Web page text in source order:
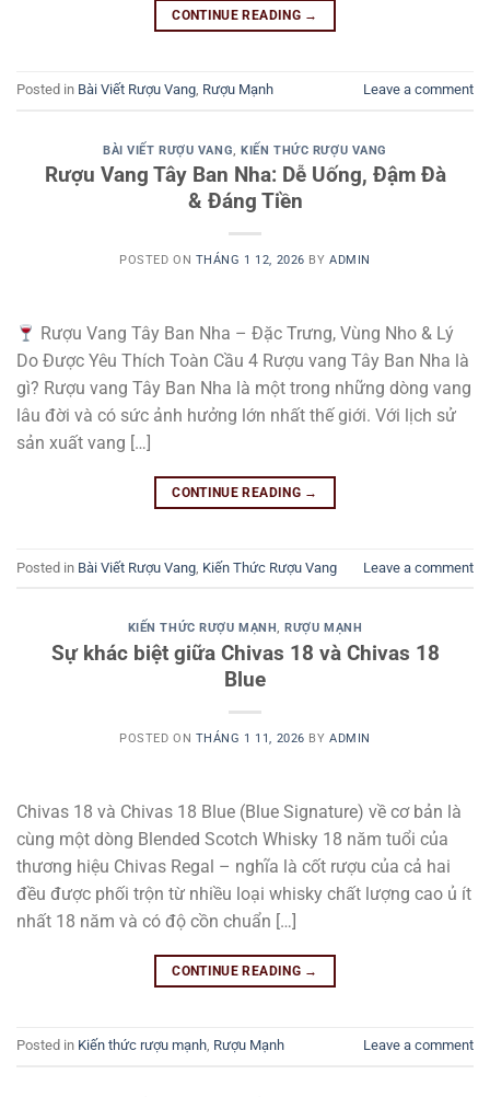
CONTINUE READING →
Posted in Bài Viết Rượu Vang Rượu Mạnh Leave a comment
BÀI VIẾT RƯỢU VANG,KIẾN THỨC RƯỢU VANG
Rượu Vang Tây Ban Nha: Dễ Uống, Đậm Đà
& Đáng Tiền
POSTED ON THÁNG 1 12, 2026 BY ADMIN
Rượu Vang Tây Ban Nha – Đặc Trưng, Vùng Nho & Lý
Do Được Yêu Thích Toàn Cầu 4 Rượu vang Tây Ban Nha là
gì? Rượu vang Tây Ban Nha là một trong những dòng vang
lâu đời và có sức ảnh hưởng lớn nhất thế giới. Với lịch sử
sản xuất vang […]
CONTINUE READING →
Posted in Bài Viết Rượu Vang Kiến Thức Rượu Vang Leave a comment
KIẾN THỨC RƯỢU MẠNH, RƯỢU MẠNH
Sự khác biệt giữa Chivas 18 và Chivas 18
Blue
POSTED ON THÁNG 1 11, 2026 BY ADMIN
Chivas 18 và Chivas 18 Blue (Blue Signature) về cơ bản là
cùng một dòng Blended Scotch Whisky 18 năm tuổi của
thương hiệu Chivas Regal – nghĩa là cốt rượu của cả hai
đều được phối trộn từ nhiều loại whisky chất lượng cao ủ ít
nhất 18 năm và có độ cồn chuẩn […]
CONTINUE READING →
Posted in Kiến thức rượu mạnh, Rượu Mạnh Leave a comment